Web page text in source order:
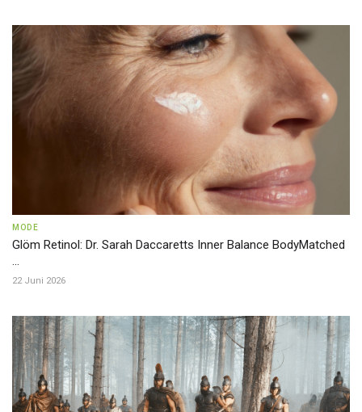
MODE
Glöm Retinol: Dr. Sarah Daccaretts Inner Balance BodyMatched
...
22 Juni 2026